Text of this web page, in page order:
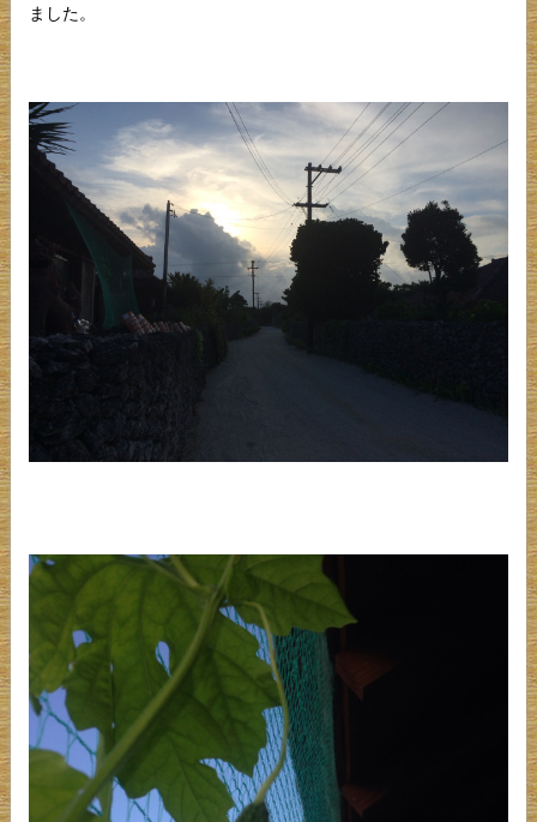
ました。